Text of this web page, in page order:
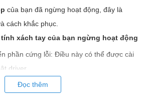
của bạn đã ngừng hoạt động, đây là
cách khắc phục.
xách tay của bạn ngừng hoạt động
phần cứng lỗi: Điều này có thể được cài
driver.
bàn phím laptop
Đọc thêm